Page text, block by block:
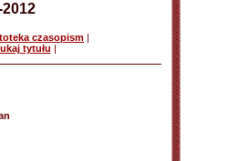
2012
czasopism |
tytułu |